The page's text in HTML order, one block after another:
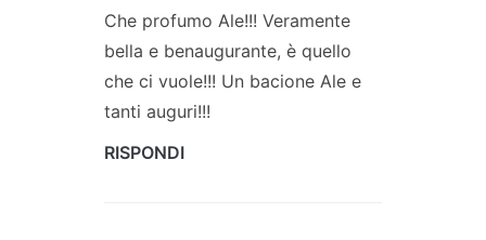
Che profumo Ale!!! Veramente
bella e benaugurante, è quello
che ci vuole!!! Un bacione Ale e
tanti auguri!!!
RISPONDI